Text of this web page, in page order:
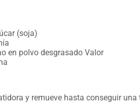
(soja)
en polvo desgrasado Valor
y remueve hasta conseguir una